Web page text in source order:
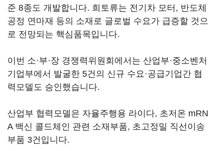
준 8종도 개발합니다. 희토류는 전기차 모터, 반도체
공정 연마재 등의 소재로 글로벌 수요가 급증할 것으
로 전망되는 핵심품목입니다.
이번 소·부·장 경쟁력위원회에서는 산업부·중소벤처
기업부에서 발굴한 5건의 신규 수요·공급기업간 협
력모델도 승인했습니다.
산업부 협력모델은 자율주행용 라이다, 초저온 mRN
A 백신 콜드체인 관련 소재부품, 초고정밀 직선이송
부품 3건입니다.